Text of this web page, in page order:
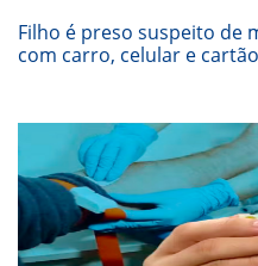
Filho é preso suspeito de
com carro, celular e